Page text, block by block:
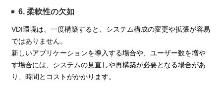
6. 柔軟性の欠如
VDI環境は、一度構築すると、システム構成の変更や拡張が容易
ではありません。
新しいアプリケーションを導入する場合や、ユーザー数を増や
す場合には、システムの見直しや再構築が必要となる場合があ
り、時間とコストがかかります。